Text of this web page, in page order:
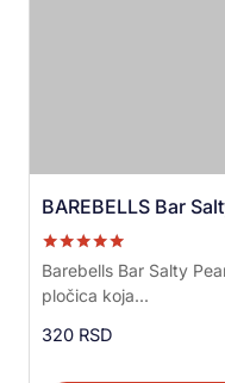
BAREBELLS Bar
Ocenjeno sa
5.00
od 5
Barebells Bar Salty
pločica koja...
320 RSD